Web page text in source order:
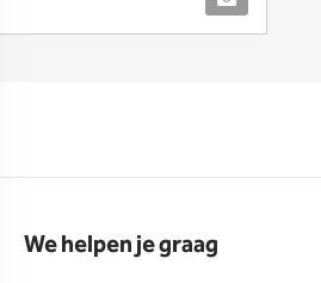
We helpen je graag